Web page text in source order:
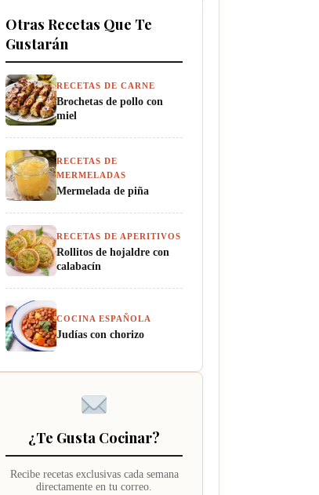
Otras Recetas Que Te
Gustarán
RECETAS DE CARNE
Brochetas de pollo con
miel
RECETAS DE
MERMELADAS
Mermelada de piña
RECETAS DE APERITIVOS
Rollitos de hojaldre con
calabacín
COCINA ESPAÑOLA
Judías con chorizo
¿Te Gusta Cocinar?
Recibe recetas exclusivas cada semana
directamente en tu correo.